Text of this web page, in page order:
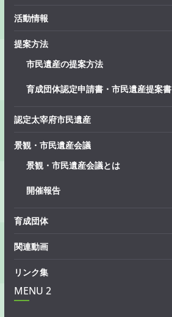
活動情報
提案方法
市民遺産の提案方法
育成団体認定申請書・市民遺産提案書
認定太宰府市民遺産
景観・市民遺産会議
景観・市民遺産会議とは
開催報告
育成団体
関連動画
リンク集
MENU 2